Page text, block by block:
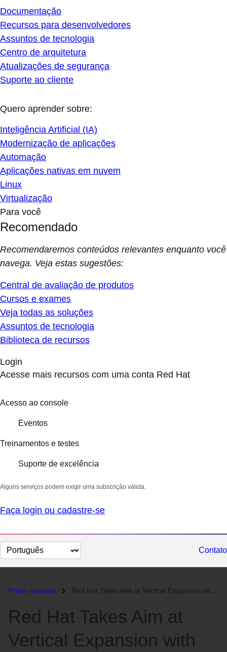
Documentação
Recursos para desenvolvedores
Assuntos de tecnologia
Centro de arquitetura
Atualizações de segurança
Suporte ao cliente
Quero aprender sobre:
Inteligência Artificial (IA)
Modernização de aplicações
Automação
Aplicações nativas em nuvem
Linux
Virtualização
Para você
Recomendado
Recomendaremos conteúdos relevantes enquanto você
navega. Veja estas sugestões:
Central de avaliação de produtos
Cursos e exames
Veja todas as soluções
Assuntos de tecnologia
Biblioteca de recursos
Login
Acesse mais recursos com uma conta Red Hat
Acesso ao console
Eventos
Treinamentos e testes
Suporte de excelência
Alguns serviços podem exigir uma subscrição válida.
Faça login ou cadastre-se
Selecionar
idioma
Contato
Press releases Red Hat Takes Aim at Vertical Expansion with Partners...
Red Hat Takes Aim at
Vertical Expansion with